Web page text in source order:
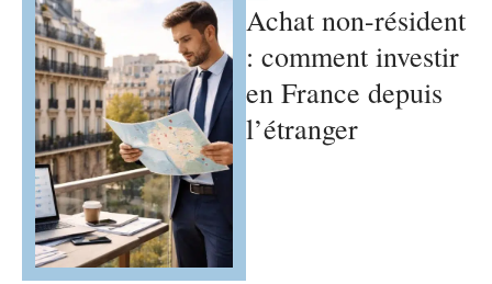
Achat non-résident
: comment investir
en France depuis
l’étranger